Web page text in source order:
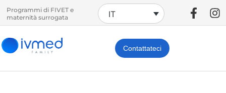
Programmi di FIVET e
maternità surrogata
IT
Contattateci